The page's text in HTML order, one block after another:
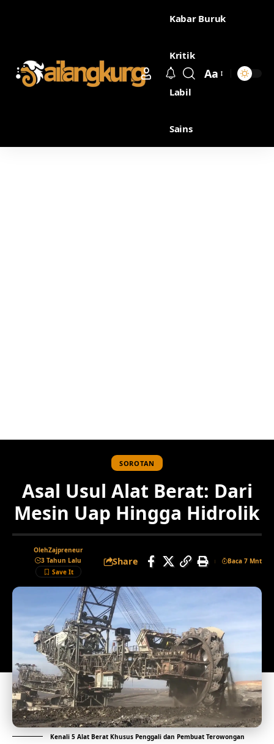
Kabar Buruk
Kritik
Labil
Sains
Aa
SOROTAN
Asal Usul Alat Berat: Dari
Mesin Uap Hingga Hidrolik
OlehZajpreneur
3 Tahun Lalu
Share Baca 7 Mnt
Kenali 5 Alat Berat Khusus Penggali dan Pembuat Terowongan